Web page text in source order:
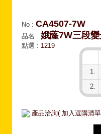
No : CA4507-7W
品名 : 娥蕯7W三段
點選 : 1219
1.
2.
產品洽詢( 加入選購清